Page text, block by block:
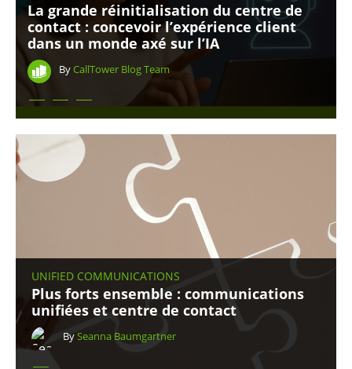
La grande réinitialisation du centre de
contact : concevoir l’expérience client
dans un monde axé sur l’IA
ByCallTower Blog Team
UNIFIED COMMUNICATIONS
Plus forts ensemble : communications
unifiées et centre de contact
BySeanna Baumgartner